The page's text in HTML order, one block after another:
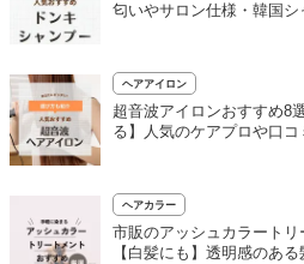
匂いやサロン仕様・韓国シ
ヘアアイロン
超音波アイロンおすすめ8
る】人気のケアプロや口コ
ヘアカラー
市販のアッシュカラート
【白髪にも】透明感のある